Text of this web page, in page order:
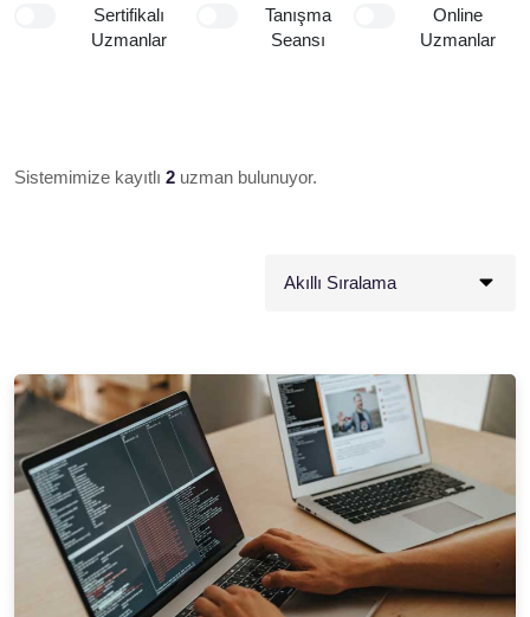
Sertifikalı
Uzmanlar
Tanışma
Seansı
Online
Uzmanlar
Sistemimize kayıtlı 2 uzman bulunuyor.